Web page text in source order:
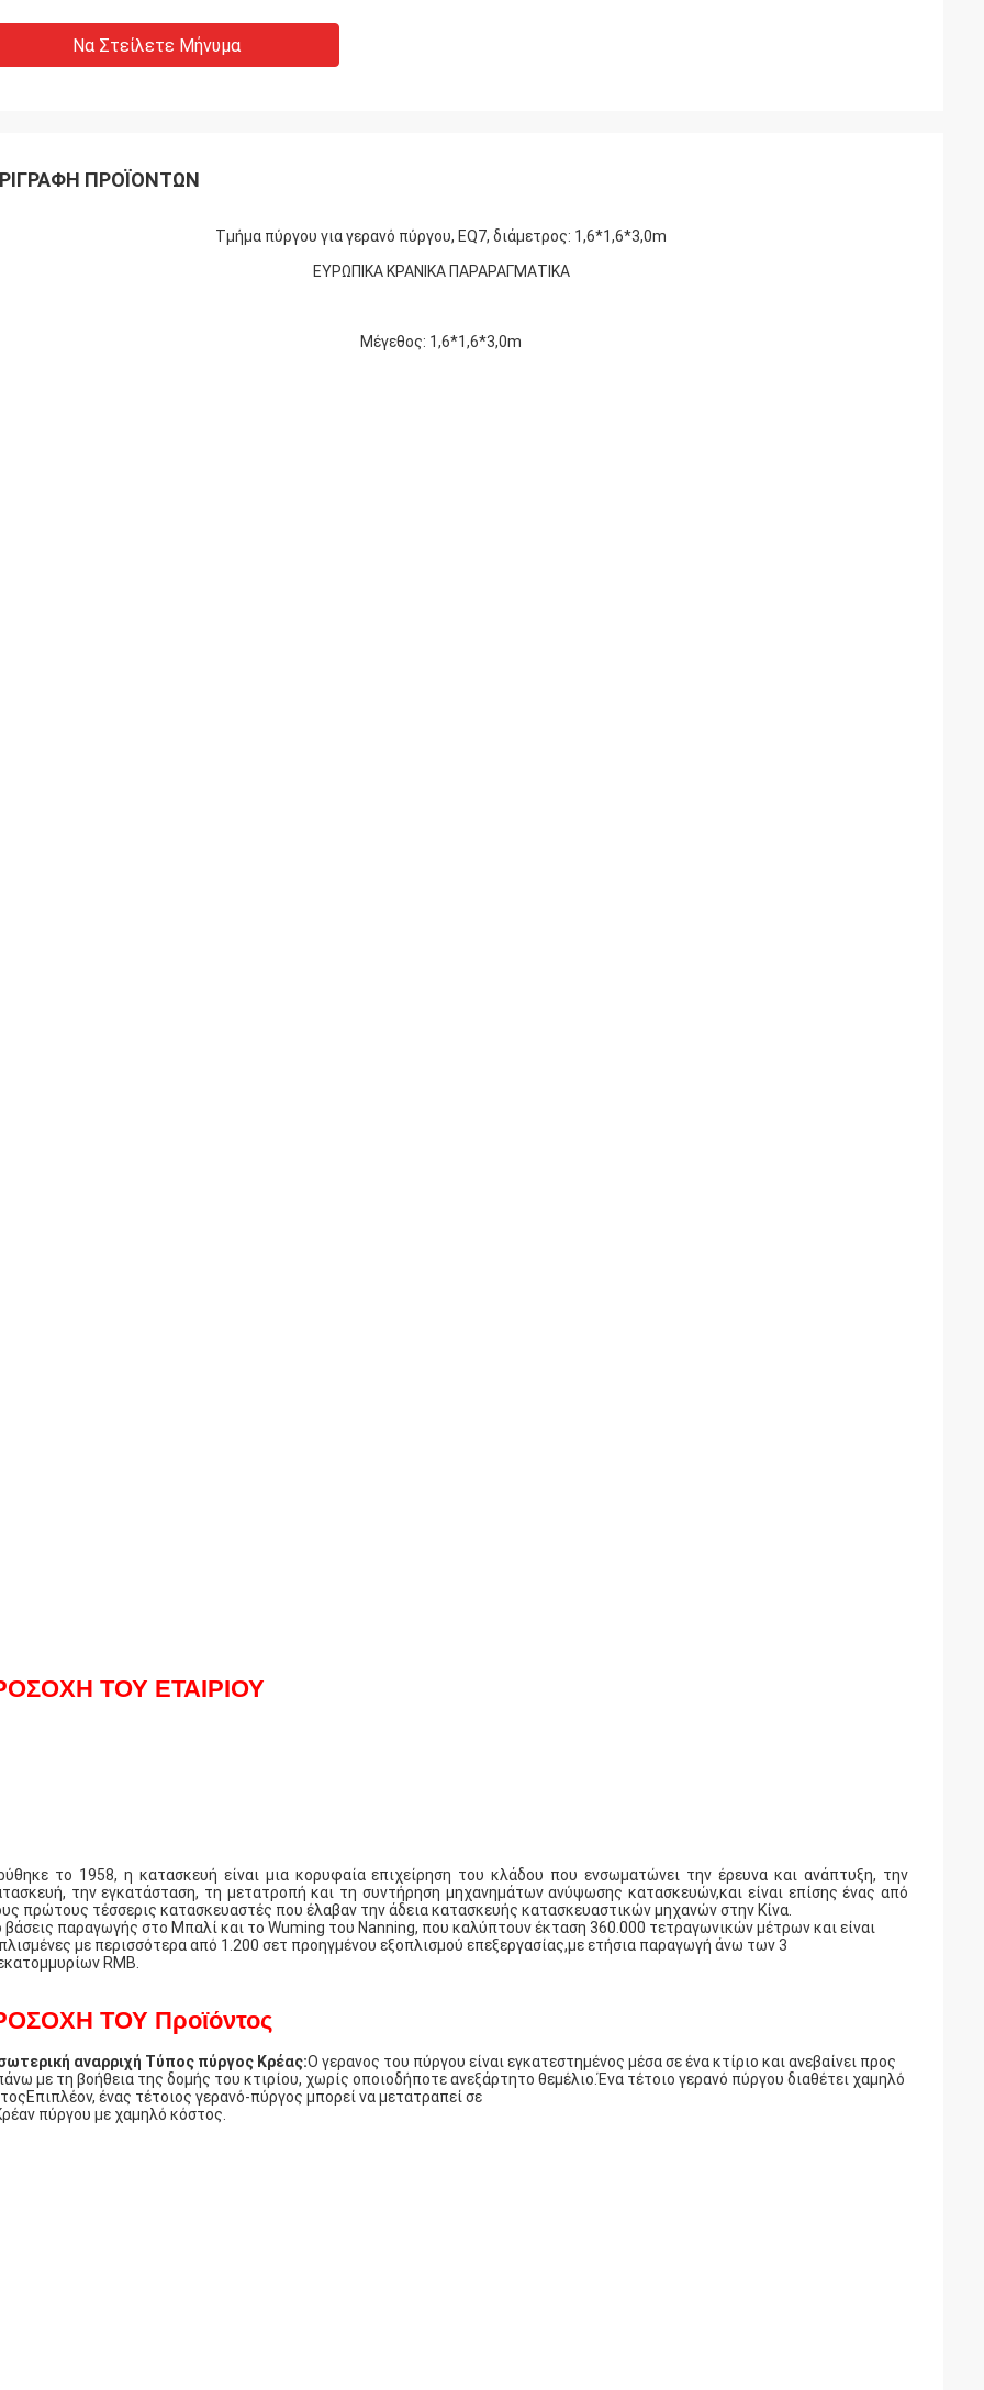
Να Στείλετε Μήνυμα
ΠΡΟΪΌΝΤΩΝ
Τμήμα πύργου για γερανό πύργου, EQ7, διάμετρος: 1,6*1,6*3,0m
ΕΥΡΩΠΙΚΑ ΚΡΑΝΙΚΑ ΠΑΡΑΡΑΓΜΑΤΙΚΑ
Μέγεθος: 1,6*1,6*3,0m
ΤΟΥ ΕΤΑΙΡΙΟΥ
το 1958, η κατασκευή είναι μια κορυφαία επιχείρηση του κλάδου που ενσωματώνει την έρευνα και ανάπτυξη, την
την εγκατάσταση, τη μετατροπή και τη συντήρηση μηχανημάτων ανύψωσης κατασκευών,και είναι επίσης ένας από
πρώτους τέσσερις κατασκευαστές που έλαβαν την άδεια κατασκευής κατασκευαστικών μηχανών στην Κίνα.
βάσεις παραγωγής στο Μπαλί και το Wuming του Nanning, που καλύπτουν έκταση 360.000 τετραγωνικών μέτρων και είναι
με περισσότερα από 1.200 σετ προηγμένου εξοπλισμού επεξεργασίας,με ετήσια παραγωγή άνω των 3
RMB.
ΤΟΥ Προϊόντος
αναρριχή Τύπος πύργος Κρέας:Ο γερανος του πύργου είναι εγκατεστημένος μέσα σε ένα κτίριο και ανεβαίνει προς
με τη βοήθεια της δομής του κτιρίου, χωρίς οποιοδήποτε ανεξάρτητο θεμέλιο.Ένα τέτοιο γερανό πύργου διαθέτει χαμηλό
ένας τέτοιος γερανό-πύργος μπορεί να μετατραπεί σε
πύργου με χαμηλό κόστος.